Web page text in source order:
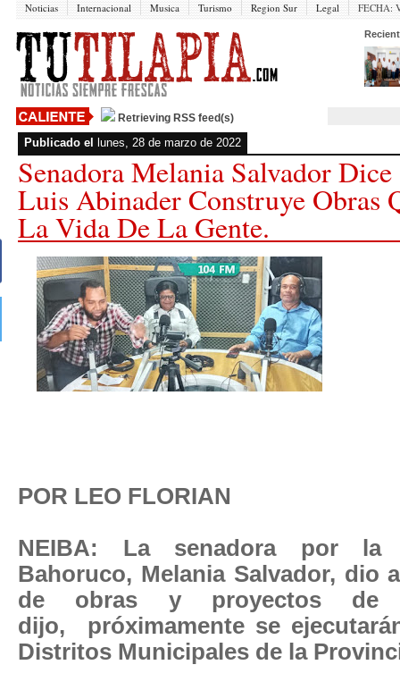
Noticias Internacional Musica Turismo Region Sur Legal FECHA:
Retrieving RSS feed(s)
Publicado el lunes, 28 de marzo de 2022
Senadora Melania Salvador
Luis Abinader Construye Obras
La Vida De La Gente.
POR LEO FLORIAN
NEIBA: La senadora por la
Bahoruco, Melania Salvador, dio
de obras y proyectos de
dijo,
próximamente se
Distritos Municipales de la